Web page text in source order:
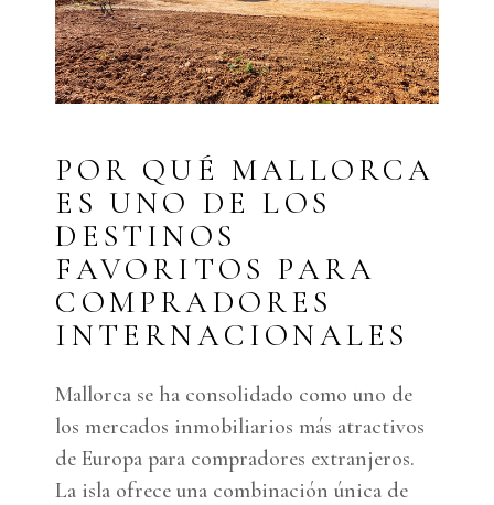
POR QUÉ MALLORCA
ES UNO DE LOS
DESTINOS
FAVORITOS PARA
COMPRADORES
INTERNACIONALES
Mallorca se ha consolidado como uno de
los mercados inmobiliarios más atractivos
de Europa para compradores extranjeros.
La isla ofrece una combinación única de